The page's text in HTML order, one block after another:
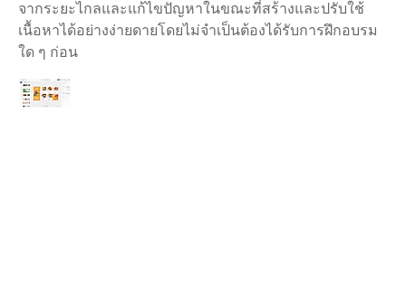
จากระยะไกลและแก้ไขปัญหาในขณะที่สร้างและปรับใช้
เนื้อหาได้อย่างง่ายดายโดยไม่จำเป็นต้องได้รับการฝึกอบรม
ใด ๆ ก่อน